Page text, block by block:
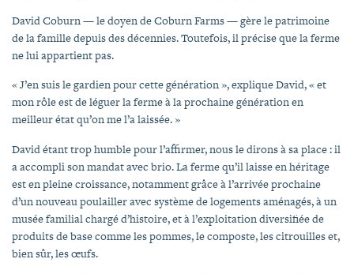
David Coburn — le doyen de Coburn Farms — gère le patrimoine
de la famille depuis des décennies. Toutefois, il précise que la ferme
ne lui appartient pas.
« J’en suis le gardien pour cette génération », explique David, « et
mon rôle est de léguer la ferme à la prochaine génération en
meilleur état qu’on me l’a laissée. »
David étant trop humble pour l’affirmer, nous le dirons à sa place : il
a accompli son mandat avec brio. La ferme qu’il laisse en héritage
est en pleine croissance, notamment grâce à l’arrivée prochaine
d’un nouveau poulailler avec système de logements aménagés, à un
musée familial chargé d’histoire, et à l’exploitation diversifiée de
produits de base comme les pommes, le composte, les citrouilles et,
bien sûr, les œufs.